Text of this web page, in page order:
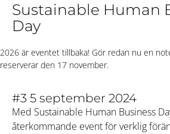
Sustainable Human
Day
2026 är eventet tillbaka! Gör redan nu en
reserverar den 17 november.
#3 5 september 2024
Med Sustainable Human Business
återkommande event för verklig